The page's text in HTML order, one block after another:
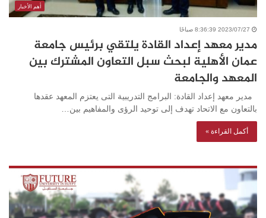
أهم الأخبار
2023/07/27 8:36:39 صباحًا
مدير معهد إعداد القادة يلتقي برئيس جامعة
عمان الأهلية لبحث سبل التعاون المشترك بين
المعهد والجامعة
مدير معهد إعداد القادة: البرامج التدريبية التى يعتزم المعهد عقدها
بالتعاون مع الاتحاد تهدف إلى توحيد الرؤى والمفاهيم بين…
أكمل القراءة »